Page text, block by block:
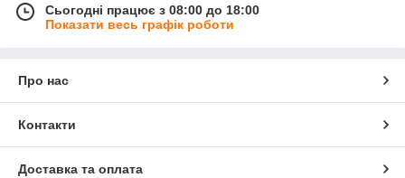
Сьогодні працює з 08:00 до 18:00
Показати весь графік роботи
Про нас
Контакти
Доставка та оплата